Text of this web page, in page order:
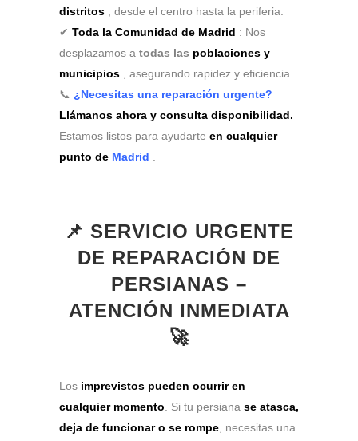
distritos , desde el centro hasta la periferia.
✔ Toda la Comunidad de Madrid : Nos
desplazamos a todas las poblaciones y
municipios , asegurando rapidez y eficiencia.
📞 ¿Necesitas una reparación urgente?
Llámanos ahora y consulta disponibilidad.
Estamos listos para ayudarte en cualquier
punto de Madrid .
📌 SERVICIO URGENTE
DE REPARACIÓN DE
PERSIANAS –
ATENCIÓN INMEDIATA
🚀
Los imprevistos pueden ocurrir en
cualquier momento. Si tu persiana se atasca,
deja de funcionar o se rompe, necesitas una